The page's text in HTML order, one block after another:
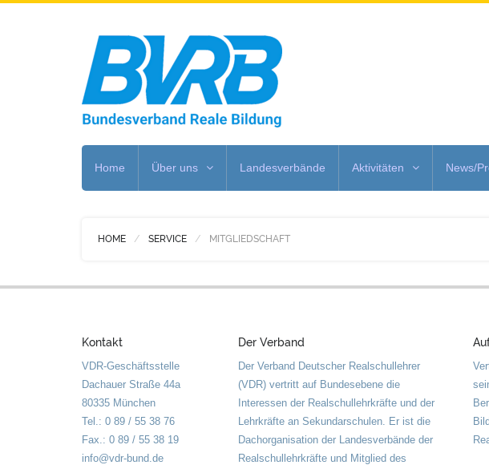
Home Über uns Landesverbände Aktivitäten News/
HOME SERVICE MITGLIEDSCHAFT
Kontakt
VDR-Geschäftsstelle
Dachauer Straße 44a
80335 München
Tel.: 0 89 / 55 38 76
Fax.: 0 89 / 55 38 19
info@vdr-bund.de
Der Verband
Der Verband Deutscher Realschullehrer
(VDR) vertritt auf Bundesebene die
Interessen der Realschullehrkräfte und der
Lehrkräfte an Sekundarschulen. Er ist die
Dachorganisation der Landesverbände der
Realschullehrkräfte und Mitglied des